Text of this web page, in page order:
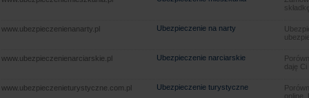
www.ubezpieczenienanarty.pl Ubezpieczenie na narty
www.ubezpieczenienarciarskie.pl Ubezpieczenie narciarskie
daję
www.ubezpieczenieturystyczne.com.pl Ubezpieczenie turystyczne